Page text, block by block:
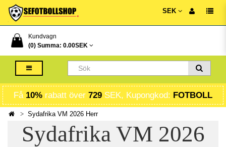
SEK
Kundvagn
(0) Summa: 0.00SEK
Få 10% rabatt över 729 SEK, Kupongkod: FOTBOLL
Sydafrika VM 2026 Herr
Sydafrika VM 2026